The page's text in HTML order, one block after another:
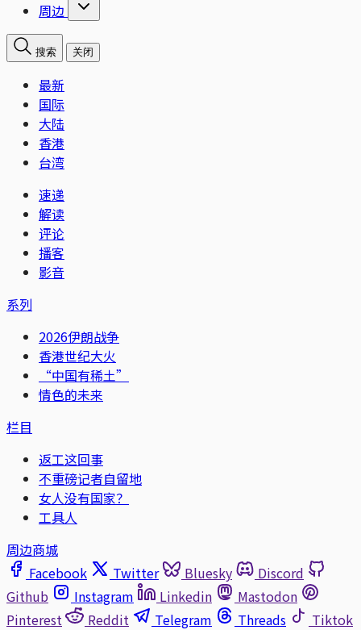
周边
搜索 关闭
最新
国际
大陆
香港
台湾
速递
解读
评论
播客
影音
系列
2026伊朗战争
香港世纪大火
“中国有稀土”
情色的未来
栏目
返工这回事
不重磅记者自留地
女人没有国家？
工具人
周边商城
Facebook
Twitter Bluesky
Discord
Github
Instagram Linkedin
Mastodon
Pinterest
Reddit Telegram Threads
Tiktok